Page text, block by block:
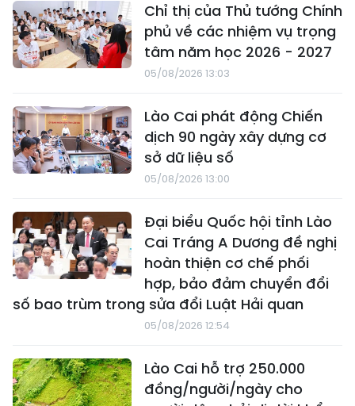
Chỉ thị của Thủ tướng Chính
phủ về các nhiệm vụ trọng
tâm năm học 2026 - 2027
05/08/2026 13:03
Lào Cai phát động Chiến
dịch 90 ngày xây dựng cơ
sở dữ liệu số
05/08/2026 13:00
Đại biểu Quốc hội tỉnh Lào
Cai Tráng A Dương đề nghị
hoàn thiện cơ chế phối
hợp, bảo đảm chuyển đổi
số bao trùm trong sửa đổi Luật Hải quan
05/08/2026 12:54
Lào Cai hỗ trợ 250.000
đồng/người/ngày cho